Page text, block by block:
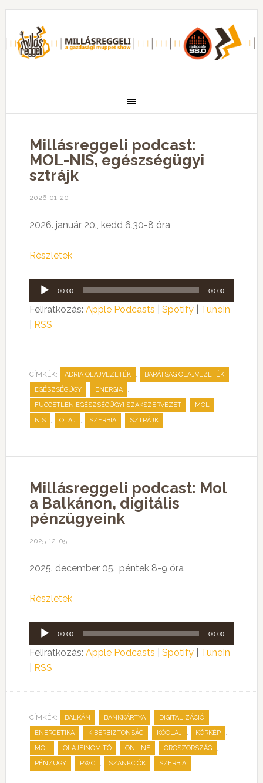
Millásreggeli podcast:
MOL-NIS, egészségügyi
sztrájk
2026-01-20
2026. január 20., kedd 6.30-8 óra
Részletek
Audió
lejátszó
00:00 00:00
Feliratkozás: Apple Podcasts Spotify| TuneIn
RSS
CÍMKÉK: ADRIA OLAJVEZETÉK , BARÁTSÁG OLAJVEZETÉK ,
EGÉSZSÉGÜGY , ENERGIA ,
FÜGGETLEN EGÉSZSÉGÜGYI SZAKSZERVEZET , MOL ,
NIS , OLAJ , SZERBIA , SZTRÁJK
Millásreggeli podcast: Mol
a Balkánon, digitális
pénzügyeink
2025-12-05
2025. december 05., péntek 8-9 óra
Részletek
Audió
lejátszó
00:00 00:00
Feliratkozás: Apple Podcasts Spotify| TuneIn
RSS
CÍMKÉK: BALKÁN , BANKKÁRTYA , DIGITALIZÁCIÓ ,
ENERGETIKA , KIBERBIZTONSÁG , KŐOLAJ , KÖRKÉP ,
MOL , OLAJFINOMÍTÓ , ONLINE , OROSZORSZÁG ,
PÉNZÜGY , PWC , SZANKCIÓK , SZERBIA